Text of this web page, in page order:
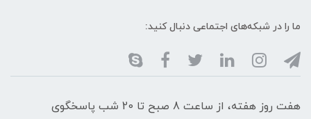
ما را در شبکه‌های اجتماعی دنبال کنید:
هفت روز هفته، از ساعت 8 صبح تا 20 شب پاسخگوی